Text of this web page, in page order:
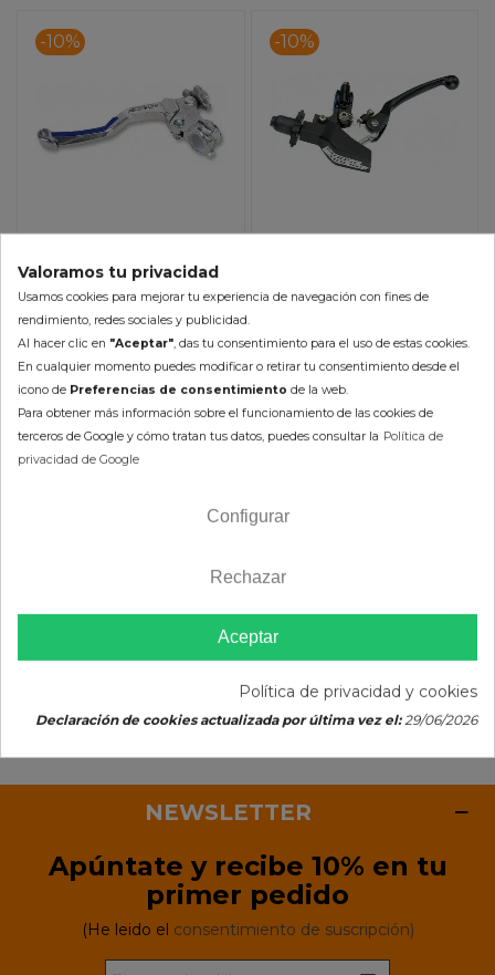
-10%
Universal ASM EZ3
MOOSE RACING
56,81 €
51,13 €
(impuestos inc.)
Color :
AÑADIR AL CARRITO
-10%
MOOSE RACING
(impuestos inc.)
Color :
Mostrando 1-4 de 4 artículo(s)
Manetas universales de
moto
NEWSLETTER
Apúntate y recibe 10% en tu
primer pedido
(He leido el consentimiento de suscripción)
Valoramos tu privacidad
Usamos cookies para mejorar tu experiencia de navegación con fines de
rendimiento, redes sociales y publicidad.
Al hacer clic en "Aceptar", das tu consentimiento para el uso de estas cookies.
En cualquier momento puedes modificar o retirar tu consentimiento desde el
icono de Preferencias de consentimiento de la web.
Para obtener más información sobre el funcionamiento de las cookies de
terceros de Google y cómo tratan tus datos, puedes consultar la Política de
privacidad de Google
Configurar
Rechazar
Aceptar
Política de privacidad y cookies
Declaración de cookies actualizada por última vez el:29/06/2026